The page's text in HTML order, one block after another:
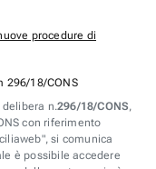
procedure di
296/18/CONS
n.296/18/CONS,
con riferimento
si comunica
è possibile accedere